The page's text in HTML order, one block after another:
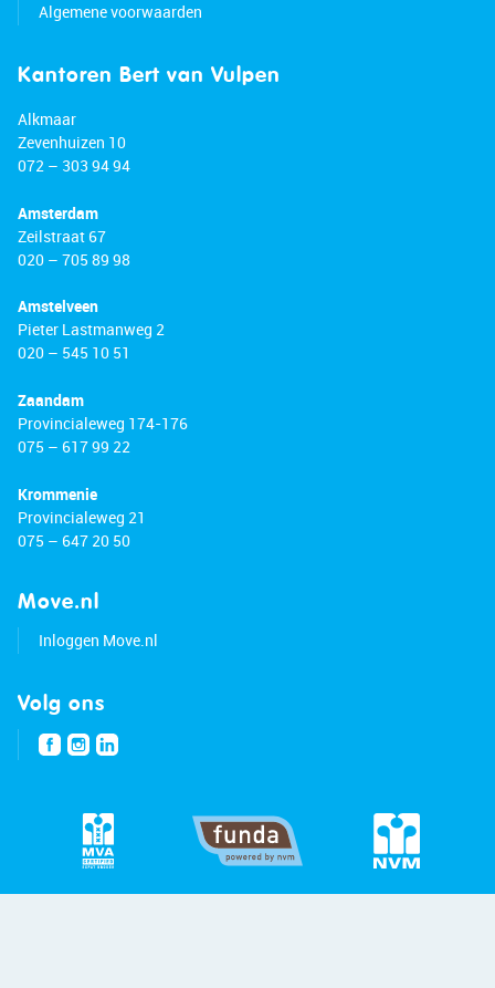
Algemene voorwaarden
Kantoren Bert van Vulpen
Alkmaar
Zevenhuizen 10
072 – 303 94 94
Amsterdam
Zeilstraat 67
020 – 705 89 98
Amstelveen
Pieter Lastmanweg 2
020 – 545 10 51
Zaandam
Provincialeweg 174-176
075 – 617 99 22
Krommenie
Provincialeweg 21
075 – 647 20 50
Move.nl
Inloggen Move.nl
Volg ons